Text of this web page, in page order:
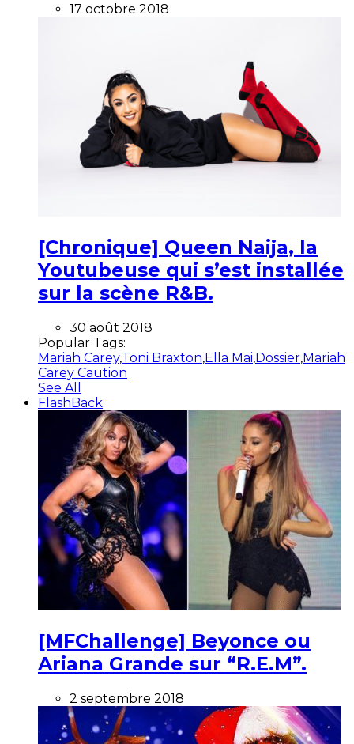
17 octobre 2018
[Chronique] Queen Naija, la
Youtubeuse qui s’est installée
sur la scène R&B.
30 août 2018
Popular Tags:
Mariah Carey,Toni Braxton,Ella Mai,Dossier,Mariah
Carey Caution
See All
FlashBack
[MFChallenge] Beyonce ou
Ariana Grande sur “R.E.M”.
2 septembre 2018